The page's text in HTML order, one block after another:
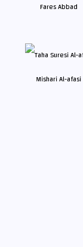
Fares Abbad
Mishari Al-afasi